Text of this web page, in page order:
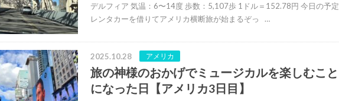
デルフィア 気温：6〜14度 歩数：5,107歩 1ドル＝152.78円 今日の予定
レンタカーを借りてアメリカ横断旅が始まるぞっ …
2025.10.28 アメリカ
旅の神様のおかげでミュージカルを楽しむこと
になった日【アメリカ3日目】